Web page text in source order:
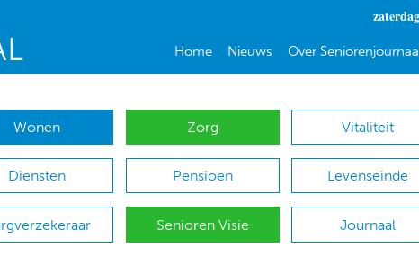
Home Nieuws Over
Wonen Zorg Vitaliteit
Diensten Pensioen Levenseinde
Senioren Visie Journaal